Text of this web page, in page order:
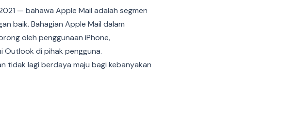
— bahawa Apple Mail adalah segmen
baik. Bahagian Apple Mail dalam
oleh penggunaan iPhone,
Outlook di pihak pengguna.
tidak lagi berdaya maju bagi kebanyakan